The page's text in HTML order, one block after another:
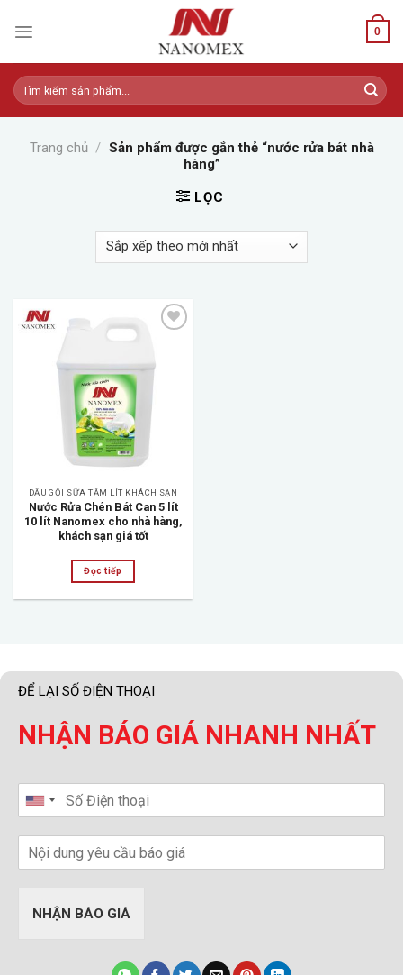
0
Tìm
kiếm:
Trang chủ / Sản phẩm được gắn thẻ “nước rửa bát nhà
hàng”
LỌC
Add to
DẦU GỘI SỮA TẮM LÍT KHÁCH SẠN
Nước Rửa Chén Bát Can 5 lít
10 lít Nanomex cho nhà hàng,
khách sạn giá tốt
Đọc tiếp
ĐỂ LẠI SỐ ĐIỆN THOẠI
NHẬN BÁO GIÁ NHANH NHẤT
NHẬN BÁO GIÁ